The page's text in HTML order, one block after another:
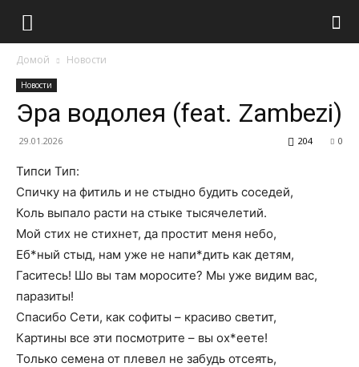
Домой Новости
Новости
Эра водолея (feat. Zambezi)
29.01.2026 0
204
Типси Тип:
Спичку на фитиль и не стыдно будить соседей,
Коль выпало расти на стыке тысячелетий.
Мой стих не стихнет, да простит меня небо,
Еб*ный стыд, нам уже не напи*дить как детям,
Гаситесь! Шо вы там моросите? Мы уже видим вас,
паразиты!
Спасибо Сети, как софиты – красиво светит,
Картины все эти посмотрите – вы ох*еете!
Только семена от плевел не забудь отсеять,